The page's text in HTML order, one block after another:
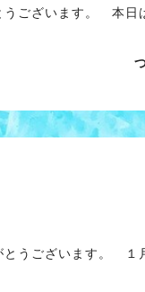
うございます。 本日
とうございます。 １